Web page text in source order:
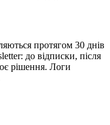
протягом 30 днів
до відписки, після
рішення. Логи